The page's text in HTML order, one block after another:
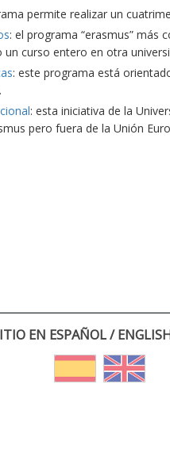
permite realizar un
: el programa “erasmus” más
curso entero en otra
: este programa está
: esta iniciativa de la
pero fuera de la Unión
EN ESPAÑOL /